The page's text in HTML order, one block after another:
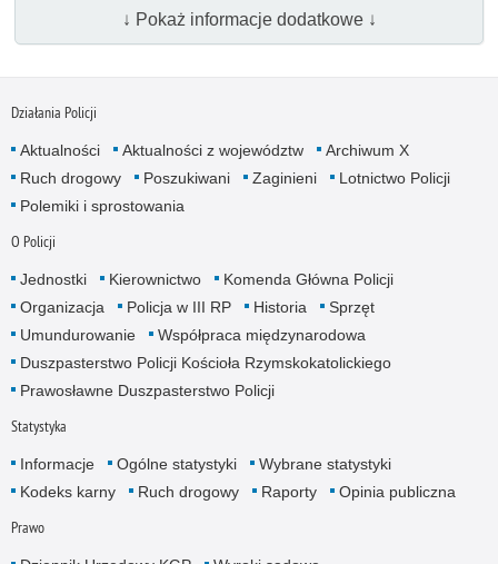
↓ Pokaż informacje dodatkowe ↓
Działania Policji
Aktualności Aktualności z województw
Archiwum X
Ruch drogowy
Poszukiwani Zaginieni
Lotnictwo Policji
Polemiki i sprostowania
O Policji
Jednostki Kierownictwo
Komenda Główna Policji
Organizacja
Policja w III RP Historia
Sprzęt
Umundurowanie
Współpraca międzynarodowa
Duszpasterstwo Policji Kościoła Rzymskokatolickiego
Prawosławne Duszpasterstwo Policji
Statystyka
Informacje Ogólne statystyki
Wybrane statystyki
Kodeks karny
Ruch drogowy Raporty Opinia publiczna
Prawo